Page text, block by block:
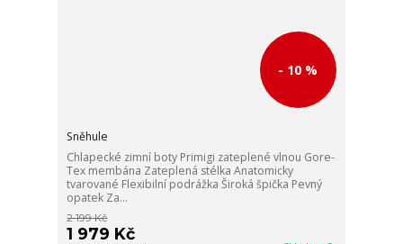
- 10 %
Sněhule
Chlapecké zimní boty Primigi zateplené vlnou Gore-
Tex membána Zateplená stélka Anatomicky
tvarované Flexibilní podrážka Široká špička Pevný
opatek Za...
2 199 Kč
1 979 Kč